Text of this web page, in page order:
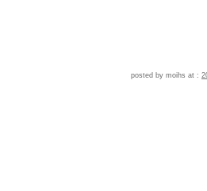
posted by moihs at :